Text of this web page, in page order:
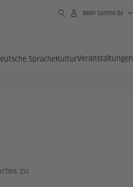
Mein Goethe.de
SpracheKulturVeranstaltungen
zu